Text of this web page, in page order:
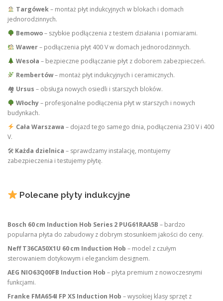
Targówek– montaż płyt indukcyjnych w blokach i domach
jednorodzinnych.
Bemowo– szybkie podłączenia z testem działania i pomiarami.
Wawer– podłączenia płyt 400 V w domach jednorodzinnych.
Wesoła – bezpieczne podłączanie płyt z doborem zabezpieczeń.
Rembertów– montaż płyt indukcyjnych i ceramicznych.
🏘 Ursus – obsługa nowych osiedli i starszych bloków.
Włochy– profesjonalne podłączenia płyt w starszych i nowych
budynkach.
Cała Warszawa – dojazd tego samego dnia, podłączenia 230 V i 400
V.
🛠 Każda dzielnica – sprawdzamy instalację, montujemy
zabezpieczenia i testujemy płytę.
Polecane płyty indukcyjne
Bosch 60 cm Induction Hob Series 2 PUG61RAA5B – bardzo
popularna płyta do zabudowy z dobrym stosunkiem jakości do ceny.
Neff T36CA50X1U 60 cm Induction Hob – model z czułym
sterowaniem dotykowym i eleganckim designem.
AEG NIO63Q00FB Induction Hob – płyta premium z nowoczesnymi
funkcjami.
Franke FMA654I FP XS Induction Hob – wysokiej klasy sprzęt z